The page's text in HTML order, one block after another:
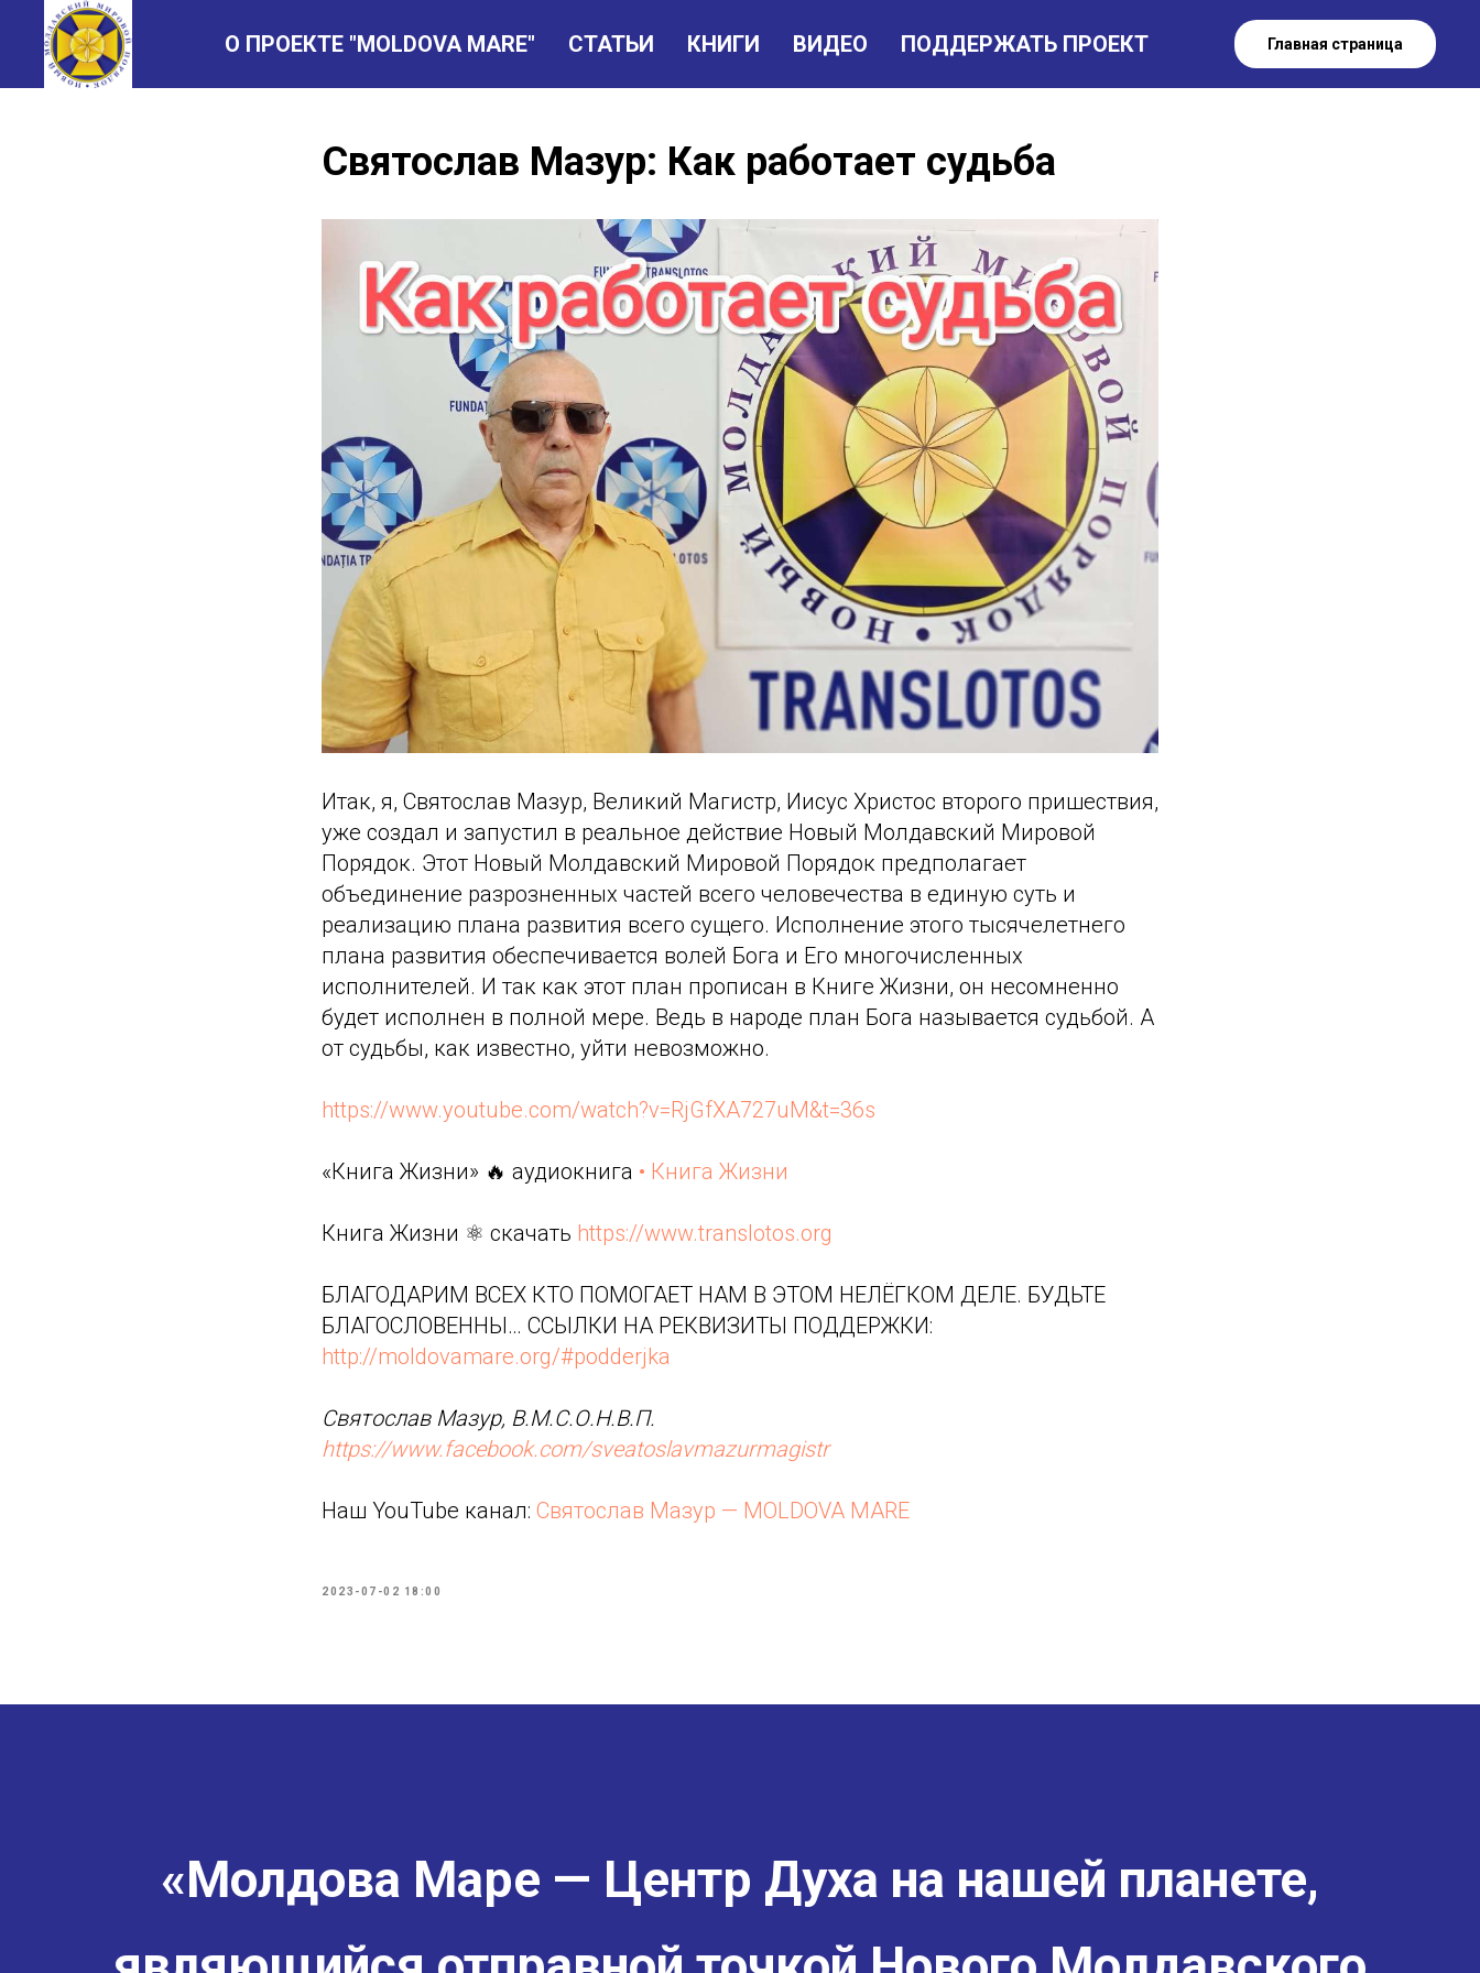
О ПРОЕКТЕ "MOLDOVA MARE" СТАТЬИ КНИГИ ВИДЕО ПОДДЕРЖАТЬ ПРОЕКТ Главная страница
Святослав Мазур: Как работает судьба
Итак, я, Святослав Мазур, Великий Магистр, Иисус Христос второго пришествия,
уже создал и запустил в реальное действие Новый Молдавский Мировой
Порядок. Этот Новый Молдавский Мировой Порядок предполагает
объединение разрозненных частей всего человечества в единую суть и
реализацию плана развития всего сущего. Исполнение этого тысячелетнего
плана развития обеспечивается волей Бога и Его многочисленных
исполнителей. И так как этот план прописан в Книге Жизни, он несомненно
будет исполнен в полной мере. Ведь в народе план Бога называется судьбой. А
от судьбы, как известно, уйти невозможно.
https://www.youtube.com/watch?v=RjGfXA727uM&t=36s
«Книга Жизни» 🔥 аудиокнига • Книга Жизни
Книга Жизни ⚛️ скачать https://www.translotos.org
БЛАГОДАРИМ ВСЕХ КТО ПОМОГАЕТ НАМ В ЭТОМ НЕЛЁГКОМ ДЕЛЕ. БУДЬТЕ
БЛАГОСЛОВЕННЫ… ССЫЛКИ НА РЕКВИЗИТЫ ПОДДЕРЖКИ:
http://moldovamare.org/#podderjka
Святослав Мазур, В.М.С.О.Н.В.П.
https://www.facebook.com/sveatoslavmazurmagistr
Наш YouTube канал: Святослав Мазур — MOLDOVA MARE
2023-07-02 18:00
«Молдова Маре — Центр Духа на нашей планете,